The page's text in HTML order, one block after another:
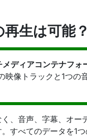
生は可能？
ディアコンテナフォ
像トラックと1つの
、音声、字幕、オー
すべてのデータを1